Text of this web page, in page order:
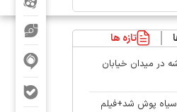
تازه ها
در میدان خیابان
پوش شد+فیلم